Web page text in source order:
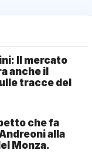
Il mercato
anche il
tracce del
che fa
alla
Monza.